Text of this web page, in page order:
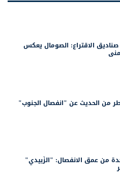
الاقتراع: الصومال يعكس
من الحديث عن "انفصال الجنوب"
من عمق الانفصال: "الزُبيدي"